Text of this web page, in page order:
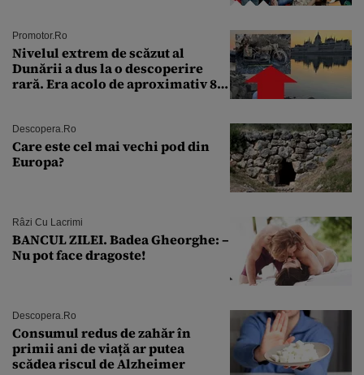
Promotor.ro
Nivelul extrem de scăzut al
Dunării a dus la o descoperire
rară. Era acolo de aproximativ 80
Descopera.ro
Care este cel mai vechi pod din
Europa?
Râzi Cu Lacrimi
BANCUL ZILEI. Badea Gheorghe: –
Nu pot face dragoste!
Descopera.ro
Consumul redus de zahăr în
primii ani de viață ar putea
scădea riscul de Alzheimer